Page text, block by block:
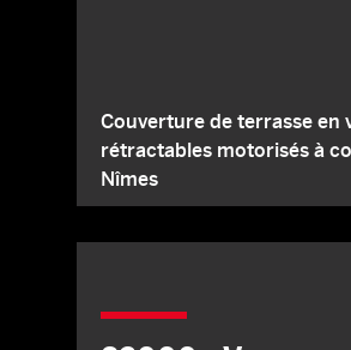
Couverture de terrasse en
rétractables motorisés à
Nîmes